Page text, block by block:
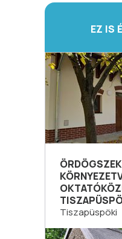
EZ IS
Tiszapüspöki